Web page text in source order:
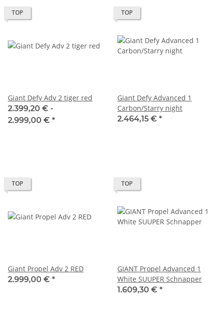
TOP
Giant Defy Adv 2 tiger red
2.399,20 € -
2.999,00 € *
TOP
Giant Defy Advanced 1
Carbon/Starry night
2.464,15 € *
TOP
Giant Propel Adv 2 RED
2.999,00 € *
TOP
GIANT Propel Advanced 1
White SUUPER Schnapper
1.609,30 € *